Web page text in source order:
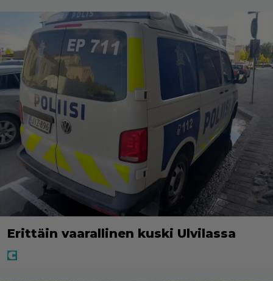
Erittäin vaarallinen kuski Ulvilassa